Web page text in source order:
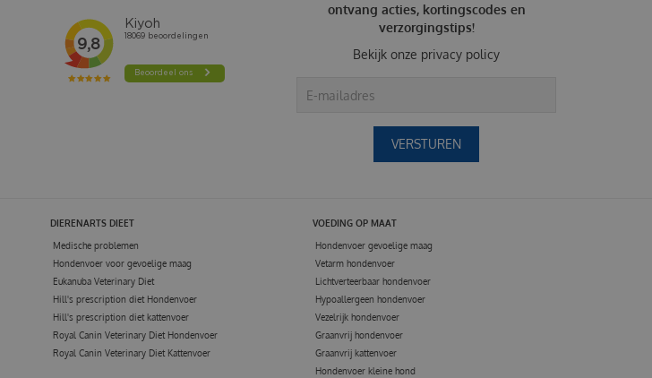
ontvang acties, kortingscodes en
verzorgingstips!
Bekijk onze privacy policy
DIERENARTS DIEET
Medische problemen
Hondenvoer voor gevoelige maag
Eukanuba Veterinary Diet
Hill's prescription diet Hondenvoer
Hill's prescription diet kattenvoer
Royal Canin Veterinary Diet Hondenvoer
Royal Canin Veterinary Diet Kattenvoer
VOEDING OP MAAT
Hondenvoer gevoelige maag
Vetarm hondenvoer
Lichtverteerbaar hondenvoer
Hypoallergeen hondenvoer
Vezelrijk hondenvoer
Graanvrij hondenvoer
Graanvrij kattenvoer
Hondenvoer kleine hond